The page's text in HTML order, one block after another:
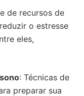
de recursos de
o estresse
eles,
: Técnicas de
preparar sua